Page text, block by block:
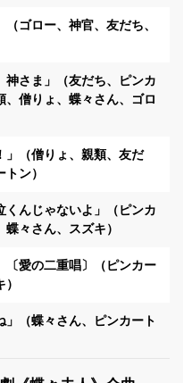
（ゴロー、神官、友だち、
神さま」（友だち、ピンカ
、僧りょ、蝶々さん、ゴロ
」（僧りょ、親類、友だ
ン）
くんじゃないよ」（ピンカ
々さん、スズキ）
〔愛の二重唱〕（ピンカー
」（蝶々さん、ピンカート